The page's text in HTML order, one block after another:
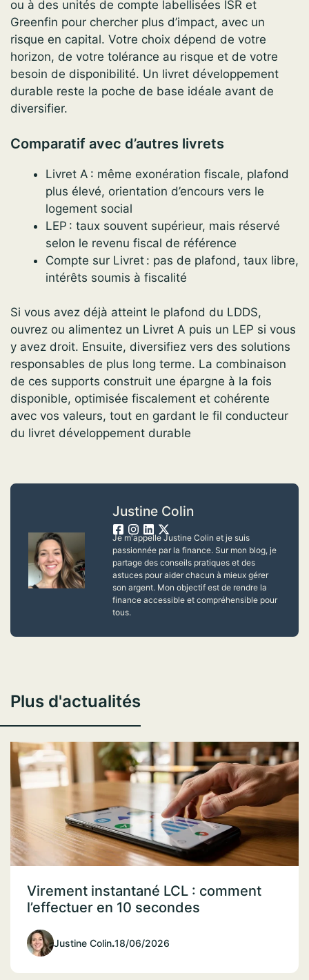
ou à des unités de compte labellisées ISR et
Greenfin pour chercher plus d’impact, avec un
risque en capital. Votre choix dépend de votre
horizon, de votre tolérance au risque et de votre
besoin de disponibilité. Un livret développement
durable reste la poche de base idéale avant de
diversifier.
Comparatif avec d’autres livrets
Livret A : même exonération fiscale, plafond
plus élevé, orientation d’encours vers le
logement social
LEP : taux souvent supérieur, mais réservé
selon le revenu fiscal de référence
Compte sur Livret : pas de plafond, taux libre,
intérêts soumis à fiscalité
Si vous avez déjà atteint le plafond du LDDS,
ouvrez ou alimentez un Livret A puis un LEP si vous
y avez droit. Ensuite, diversifiez vers des solutions
responsables de plus long terme. La combinaison
de ces supports construit une épargne à la fois
disponible, optimisée fiscalement et cohérente
avec vos valeurs, tout en gardant le fil conducteur
du livret développement durable
Justine Colin
Je m'appelle Justine Colin et je suis
passionnée par la finance. Sur mon blog, je
partage des conseils pratiques et des
astuces pour aider chacun à mieux gérer
son argent. Mon objectif est de rendre la
finance accessible et compréhensible pour
tous.
Plus d'actualités
Virement instantané LCL : comment
l’effectuer en 10 secondes
Justine Colin.18/06/2026